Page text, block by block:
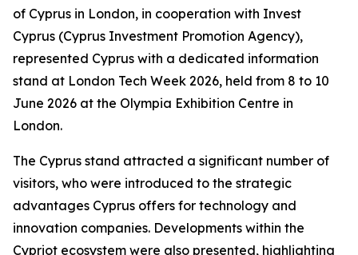
of Cyprus in London, in cooperation with Invest
Cyprus (Cyprus Investment Promotion Agency),
represented Cyprus with a dedicated information
stand at London Tech Week 2026, held from 8 to 10
June 2026 at the Olympia Exhibition Centre in
London.
The Cyprus stand attracted a significant number of
visitors, who were introduced to the strategic
advantages Cyprus offers for technology and
innovation companies. Developments within the
Cypriot ecosystem were also presented, highlighting